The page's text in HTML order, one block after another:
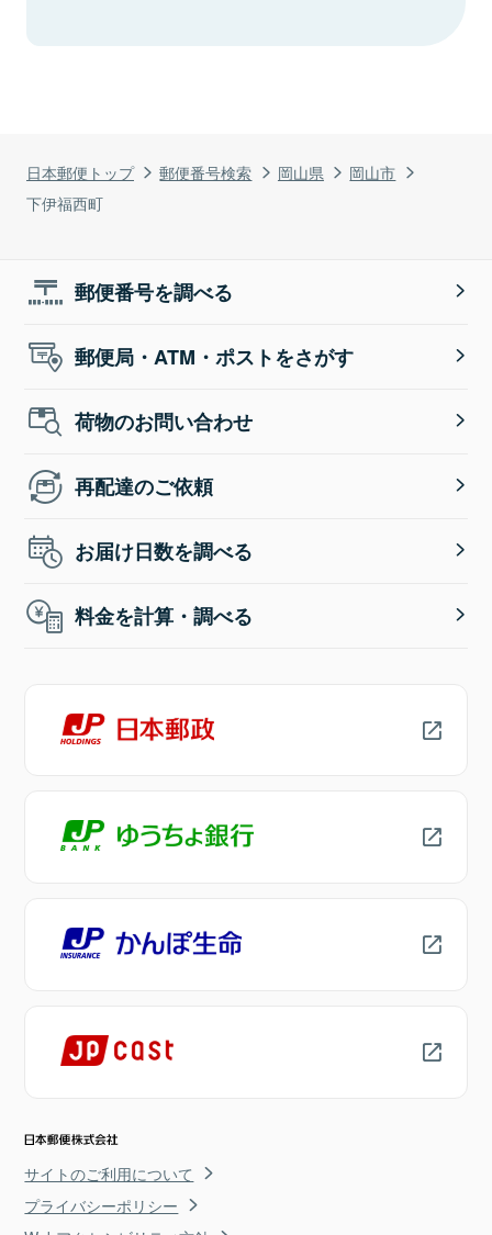
日本郵便トップ 郵便番号検索 岡山県
岡山市
下伊福西町
郵便番号を調べる
郵便局・ATM・ポストをさがす
荷物のお問い合わせ
再配達のご依頼
お届け日数を調べる
料金を計算・調べる
サイトのご利用について
プライバシーポリシー